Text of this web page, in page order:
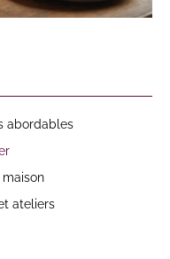
abordables
ateliers